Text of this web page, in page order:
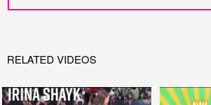
RELATED VIDEOS